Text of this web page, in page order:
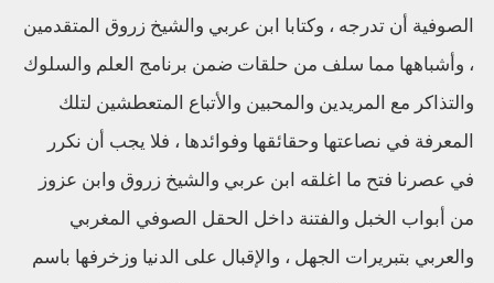
الصوفية أن تدرجه ، وكتابا ابن عربي والشيخ زروق المتقدمين
، وأشباهها مما سلف من حلقات ضمن برنامج العلم والسلوك
والتذاكر مع المريدين والمحبين والأتباع المتعطشين لتلك
المعرفة في نصاعتها وحقائقها وفوائدها ، فلا يجب أن نكرر
في عصرنا فتح ما اغلقه ابن عربي والشيخ زروق وابن عزوز
من أبواب الخبل والفتنة داخل الحقل الصوفي المغربي
والعربي بتبريرات الجهل ، والإقبال على الدنيا وزخرفها باسم